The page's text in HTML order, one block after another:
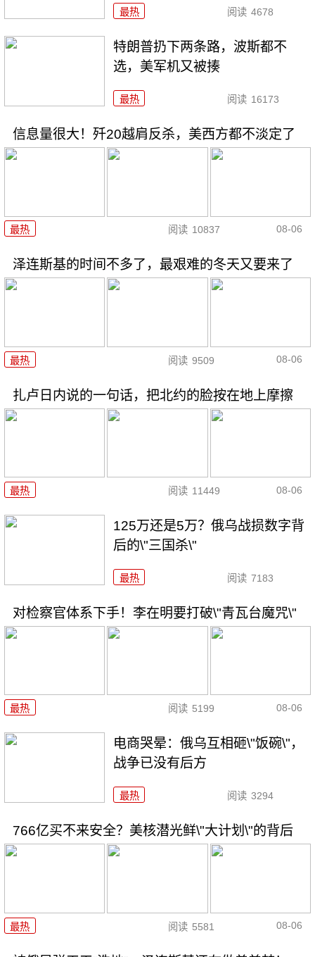
最热 阅读 4678
特朗普扔下两条路，波斯都不
选，美军机又被揍
最热 阅读 16173
信息量很大！歼20越肩反杀，美西方都不淡定了
最热 阅读 10837 08-06
泽连斯基的时间不多了，最艰难的冬天又要来了
最热 阅读 9509 08-06
扎卢日内说的一句话，把北约的脸按在地上摩擦
最热 阅读 11449 08-06
125万还是5万？俄乌战损数字背
后的\"三国杀\"
最热 阅读 7183
对检察官体系下手！李在明要打破\"青瓦台魔咒\"
最热 阅读 5199 08-06
电商哭晕：俄乌互相砸\"饭碗\"，
战争已没有后方
最热 阅读 3294
766亿买不来安全？美核潜光鲜\"大计划\"的背后
最热 阅读 5581 08-06